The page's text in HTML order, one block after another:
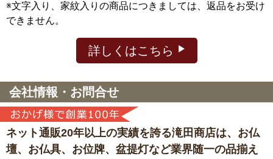
※文字入り、家紋入りの商品につきましては、返品をお受け
できません。
詳しくはこちら
会社情報・お問合せ
ネット通販20年以上の実績を誇る滝田商店は、 お仏
壇、お仏具、お位牌、盆提灯など業界随一の品揃え